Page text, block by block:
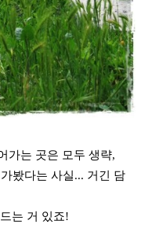
가는 곳은 모두 생략,
봤다는 사실... 거긴 담
는 거 있죠!